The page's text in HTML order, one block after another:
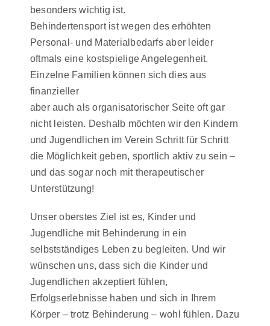
besonders wichtig ist.
Behindertensport ist wegen des erhöhten
Personal- und Materialbedarfs aber leider
oftmals eine kostspielige Angelegenheit.
Einzelne Familien können sich dies aus
finanzieller
aber auch als organisatorischer Seite oft gar
nicht leisten. Deshalb möchten wir den Kindern
und Jugendlichen im Verein Schritt für Schritt
die Möglichkeit geben, sportlich aktiv zu sein –
und das sogar noch mit therapeutischer
Unterstützung!
Unser oberstes Ziel ist es, Kinder und
Jugendliche mit Behinderung in ein
selbstständiges Leben zu begleiten. Und wir
wünschen uns, dass sich die Kinder und
Jugendlichen akzeptiert fühlen,
Erfolgserlebnisse haben und sich in Ihrem
Körper – trotz Behinderung – wohl fühlen. Dazu